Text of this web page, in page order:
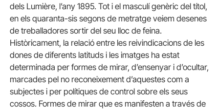
dels Lumière, l’any 1895. Tot i el masculí genèric del títol,
en els quaranta-sis segons de metratge veiem desenes
de treballadores sortir del seu lloc de feina.
Històricament, la relació entre les reivindicacions de les
dones de diferents latituds i les imatges ha estat
determinada per formes de mirar, d’ensenyar i d’ocultar,
marcades pel no reconeixement d’aquestes com a
subjectes i per polítiques de control sobre els seus
cossos. Formes de mirar que es manifesten a través de